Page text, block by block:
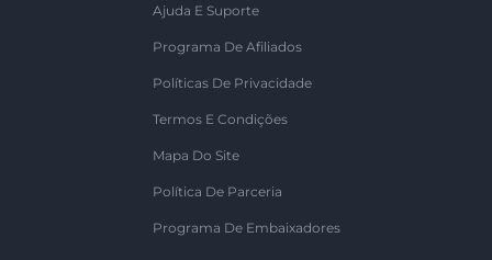
Ajuda E Suporte
Programa De Afiliados
Políticas De Privacidade
Termos E Condições
Mapa Do Site
Política De Parceria
Programa De Embaixadores